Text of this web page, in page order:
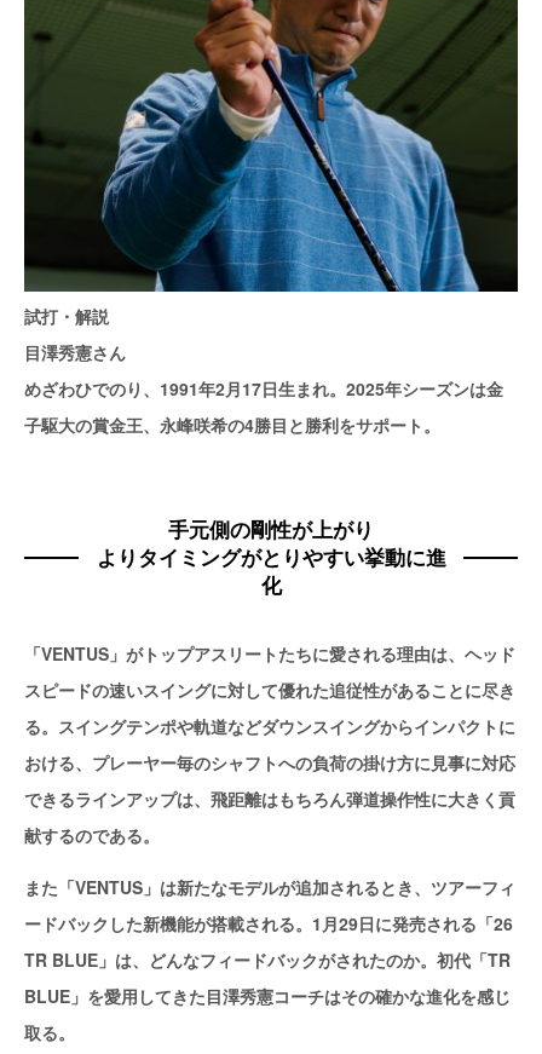
試打・解説
目澤秀憲さん
めざわひでのり、1991年2月17日生まれ。2025年シーズンは金
子駆大の賞金王、永峰咲希の4勝目と勝利をサポート。
手元側の剛性が上がり
よりタイミングがとりやすい挙動に進
化
「VENTUS」がトップアスリートたちに愛される理由は、ヘッド
スピードの速いスイングに対して優れた追従性があることに尽き
る。スイングテンポや軌道などダウンスイングからインパクトに
おける、プレーヤー毎のシャフトへの負荷の掛け方に見事に対応
できるラインアップは、飛距離はもちろん弾道操作性に大きく貢
献するのである。
また「VENTUS」は新たなモデルが追加されるとき、ツアーフィ
ードバックした新機能が搭載される。1月29日に発売される「26
TR BLUE」は、どんなフィードバックがされたのか。初代「TR
BLUE」を愛用してきた目澤秀憲コーチはその確かな進化を感じ
取る。